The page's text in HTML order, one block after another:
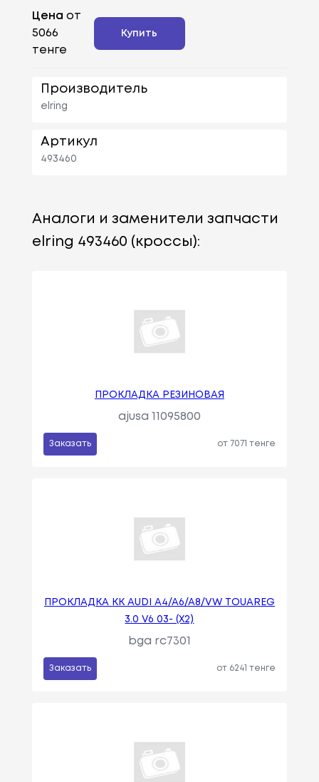
Цена от
5066
тенге
Купить
Производитель
elring
Артикул
493460
Аналоги и заменители запчасти
elring 493460 (кроссы):
ПРОКЛАДКА РЕЗИНОВАЯ
ajusa 11095800
Заказать от 7071 тенге
ПРОКЛАДКА КК AUDI A4/A6/A8/VW TOUAREG
3.0 V6 03- (X2)
bga rc7301
Заказать от 6241 тенге